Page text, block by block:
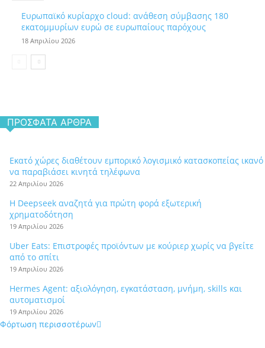
Ευρωπαϊκό κυρίαρχο cloud: ανάθεση σύμβασης 180
εκατομμυρίων ευρώ σε ευρωπαίους παρόχους
18 Απριλίου 2026
ΠΡΌΣΦΑΤΑ ΆΡΘΡΑ
Εκατό χώρες διαθέτουν εμπορικό λογισμικό κατασκοπείας ικανό
να παραβιάσει κινητά τηλέφωνα
22 Απριλίου 2026
Η Deepseek αναζητά για πρώτη φορά εξωτερική
χρηματοδότηση
19 Απριλίου 2026
Uber Eats: Επιστροφές προϊόντων με κούριερ χωρίς να βγείτε
από το σπίτι
19 Απριλίου 2026
Hermes Agent: αξιολόγηση, εγκατάσταση, μνήμη, skills και
αυτοματισμοί
19 Απριλίου 2026
Φόρτωση περισσοτέρων